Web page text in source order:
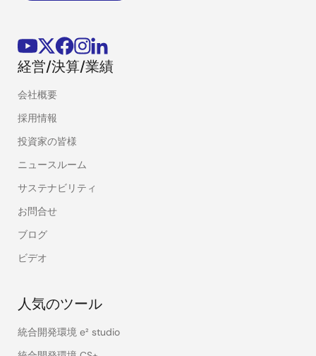
経営/決算/業績
会社概要
採用情報
投資家の皆様
ニュースルーム
サステナビリティ
お問合せ
ブログ
ビデオ
人気のツール
統合開発環境 e² studio